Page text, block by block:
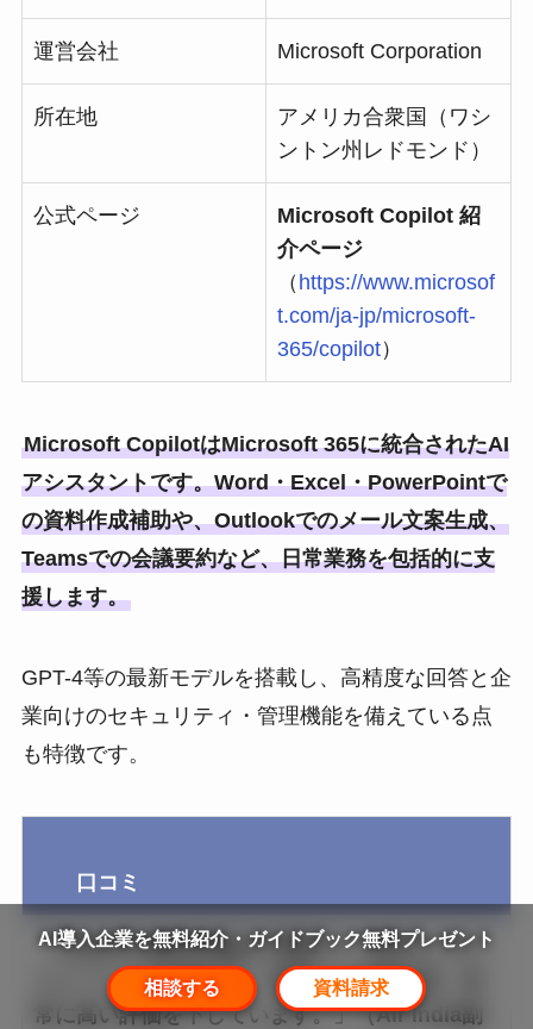
運営会社 Microsoft Corporation
所在地
アメリカ合衆国（ワシ
ントン州レドモンド）
公式ページ
Microsoft Copilot 紹
介ページ
（ https://www.microsof
t.com/ja-jp/microsoft-
365/copilot）
Microsoft CopilotはMicrosoft 365に統合されたAI
アシスタントです。Word・Excel・PowerPointで
の資料作成補助や、Outlookでのメール文案生成、
Teamsでの会議要約など、日常業務を包括的に支
援します。
GPT-4等の最新モデルを搭載し、高精度な回答と企
業向けのセキュリティ・管理機能を備えている点
も特徴です。
口コミ
「Copilotの操作は極めて簡単 で、ほぼユーザー
トレーニング不要です。体験した社員は皆、非
常に高い評価を下しています。」（Air India副
AI導入企業を無料紹介・ガイドブック無料プレゼント
相談する 資料請求